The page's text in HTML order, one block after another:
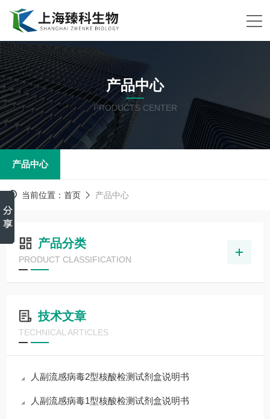
产品中心
PRODUCTS CENTER
产品中心
当前位置： 首页 产品中心
产品分类
PRODUCT CLASSIFICATION
技术文章
TECHNICAL ARTICLES
人副流感病毒2型核酸检测试剂盒说明书
人副流感病毒1型核酸检测试剂盒说明书